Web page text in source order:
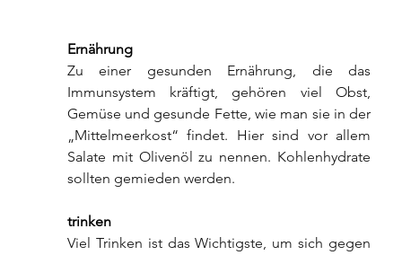
Ernährung
Zu einer gesunden Ernährung, die das
Immunsystem kräftigt, gehören viel Obst,
Gemüse und gesunde Fette, wie man sie in der
„Mittelmeerkost“ findet. Hier sind vor allem
Salate mit Olivenöl zu nennen. Kohlenhydrate
sollten gemieden werden.
trinken
Viel Trinken ist das Wichtigste, um sich gegen